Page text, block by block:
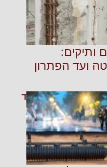
ותיקים:
ועד הפתרון
קרא עוד